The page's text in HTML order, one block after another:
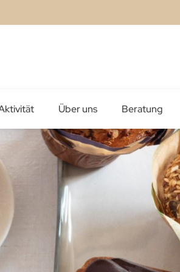
Über uns Beratung